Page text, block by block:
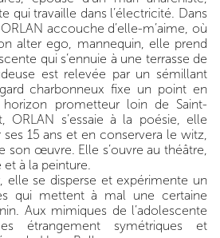
qui travaille dans l’électricité. Dans
accouche d’elle-m’aime, où
alter ego, mannequin, elle prend
qui s’ennuie à une terrasse de
est relevée par un sémillant
charbonneux fixe un point en
prometteur loin de Saint-
ORLAN s’essaie à la poésie, elle
15 ans et en conservera le witz,
son œuvre. Elle s’ouvre au théâtre,
à la peinture.
elle se disperse et expérimente un
qui mettent à mal une certaine
Aux mimiques de l’adolescente
étrangement symétriques et